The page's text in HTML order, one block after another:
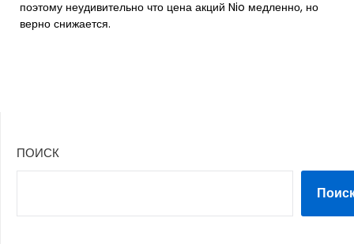
поэтому неудивительно что цена акций Nio медленно, но
верно снижается.
ПОИСК